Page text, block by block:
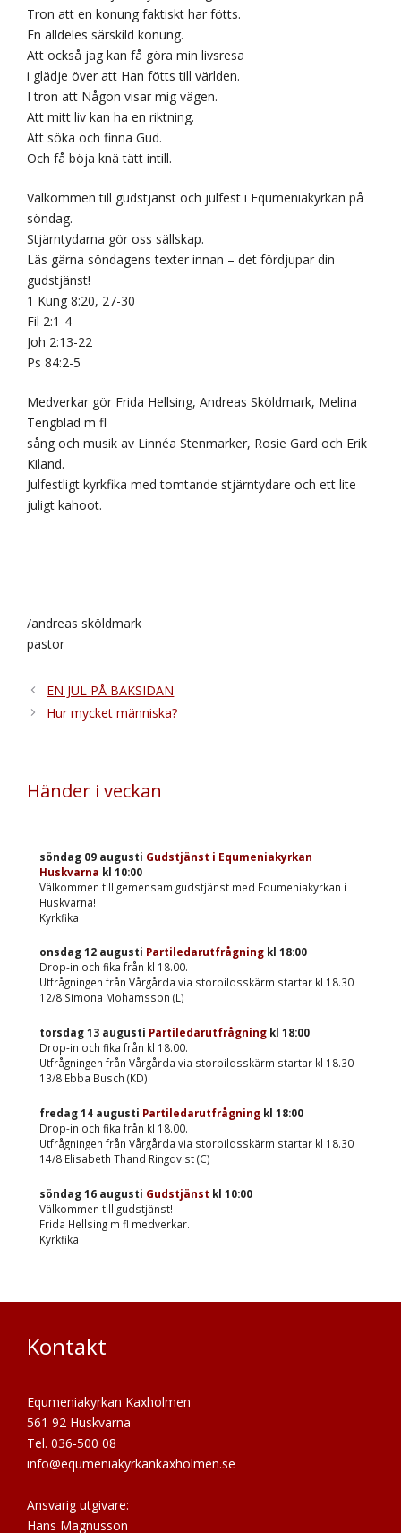
Tron att en konung faktiskt har fötts.
En alldeles särskild konung.
Att också jag kan få göra min livsresa
i glädje över att Han fötts till världen.
I tron att Någon visar mig vägen.
Att mitt liv kan ha en riktning.
Att söka och finna Gud.
Och få böja knä tätt intill.
Välkommen till gudstjänst och julfest i Equmeniakyrkan på
söndag.
Stjärntydarna gör oss sällskap.
Läs gärna söndagens texter innan – det fördjupar din
gudstjänst!
1 Kung 8:20, 27-30
Fil 2:1-4
Joh 2:13-22
Ps 84:2-5
Medverkar gör Frida Hellsing, Andreas Sköldmark, Melina
Tengblad m fl
sång och musik av Linnéa Stenmarker, Rosie Gard och Erik
Kiland.
Julfestligt kyrkfika med tomtande stjärntydare och ett lite
juligt kahoot.
/andreas sköldmark
pastor
EN JUL PÅ BAKSIDAN
Hur mycket människa?
Händer i veckan
söndag 09 augusti Gudstjänst i Equmeniakyrkan
Huskvarna kl 10:00
Välkommen till gemensam gudstjänst med Equmeniakyrkan i
Huskvarna!
Kyrkfika
onsdag 12 augusti Partiledarutfrågning kl 18:00
Drop-in och fika från kl 18.00.
Utfrågningen från Vårgårda via storbildsskärm startar kl 18.30
12/8 Simona Mohamsson (L)
torsdag 13 augusti Partiledarutfrågning kl 18:00
Drop-in och fika från kl 18.00.
Utfrågningen från Vårgårda via storbildsskärm startar kl 18.30
13/8 Ebba Busch (KD)
fredag 14 augusti Partiledarutfrågning kl 18:00
Drop-in och fika från kl 18.00.
Utfrågningen från Vårgårda via storbildsskärm startar kl 18.30
14/8 Elisabeth Thand Ringqvist (C)
söndag 16 augusti Gudstjänst kl 10:00
Välkommen till gudstjänst!
Frida Hellsing m fl medverkar.
Kyrkfika
Kontakt
Equmeniakyrkan Kaxholmen
561 92 Huskvarna
Tel. 036-500 08
info@equmeniakyrkankaxholmen.se
Ansvarig utgivare:
Hans Magnusson